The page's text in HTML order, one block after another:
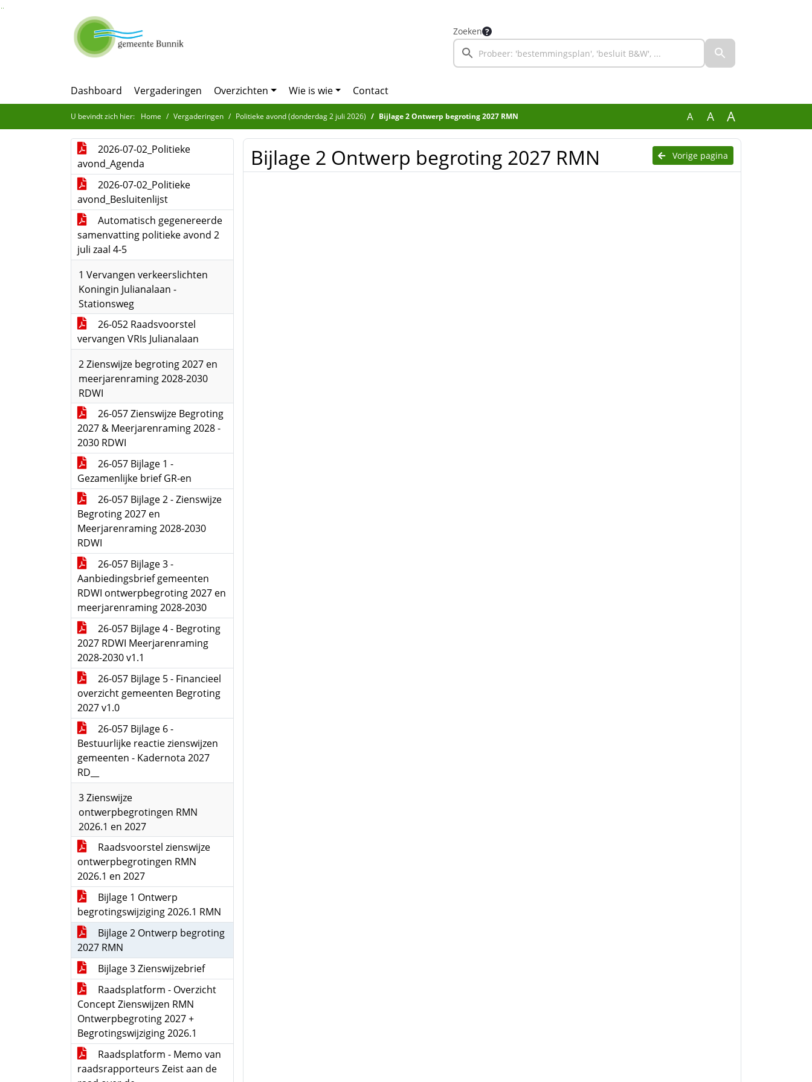
Ga naar de inhoud van deze pagina
Ga naar het zoeken
Ga naar het menu
Zoeken
Dashboard Vergaderingen Overzichten Wie is wie Contact
U bevindt zich hier: Home Vergaderingen Politieke avond (donderdag 2 juli 2026) Bijlage 2 Ontwerp begroting 2027 RMN A A A
2026-07-02_Politieke
avond_Agenda
2026-07-02_Politieke
avond_Besluitenlijst
Automatisch gegenereerde
samenvatting politieke avond 2
juli zaal 4-5
1 Vervangen verkeerslichten
Koningin Julianalaan -
Stationsweg
26-052 Raadsvoorstel
vervangen VRIs Julianalaan
2 Zienswijze begroting 2027 en
meerjarenraming 2028-2030
RDWI
26-057 Zienswijze Begroting
2027 & Meerjarenraming 2028 -
2030 RDWI
26-057 Bijlage 1 -
Gezamenlijke brief GR-en
26-057 Bijlage 2 - Zienswijze
Begroting 2027 en
Meerjarenraming 2028-2030
RDWI
26-057 Bijlage 3 -
Aanbiedingsbrief gemeenten
RDWI ontwerpbegroting 2027 en
meerjarenraming 2028-2030
26-057 Bijlage 4 - Begroting
2027 RDWI Meerjarenraming
2028-2030 v1.1
26-057 Bijlage 5 - Financieel
overzicht gemeenten Begroting
2027 v1.0
26-057 Bijlage 6 -
Bestuurlijke reactie zienswijzen
gemeenten - Kadernota 2027
RD__
3 Zienswijze
ontwerpbegrotingen RMN
2026.1 en 2027
Raadsvoorstel zienswijze
ontwerpbegrotingen RMN
2026.1 en 2027
Bijlage 1 Ontwerp
begrotingswijziging 2026.1 RMN
Bijlage 2 Ontwerp begroting
2027 RMN
Bijlage 3 Zienswijzebrief
Raadsplatform - Overzicht
Concept Zienswijzen RMN
Ontwerpbegroting 2027 +
Begrotingswijziging 2026.1
Raadsplatform - Memo van
raadsrapporteurs Zeist aan de
Vorige pagina
Bijlage 2 Ontwerp begroting 2027 RMN